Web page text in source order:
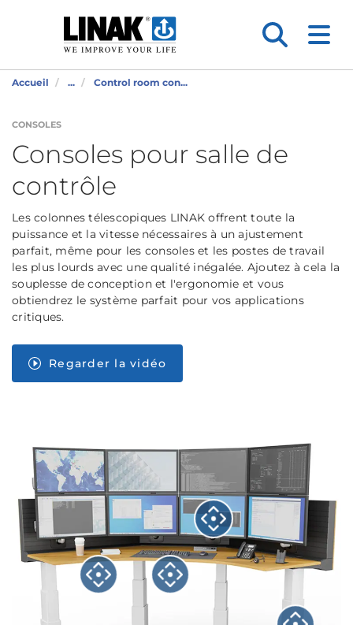
Accueil ... Control room con...
CONSOLES
Consoles pour salle de
contrôle
Les colonnes télescopiques LINAK offrent toute la
puissance et la vitesse nécessaires à un ajustement
parfait, même pour les consoles et les postes de travail
les plus lourds avec une qualité inégalée. Ajoutez à cela la
souplesse de conception et l'ergonomie et vous
obtiendrez le système parfait pour vos applications
critiques.
Regarder la vidéo